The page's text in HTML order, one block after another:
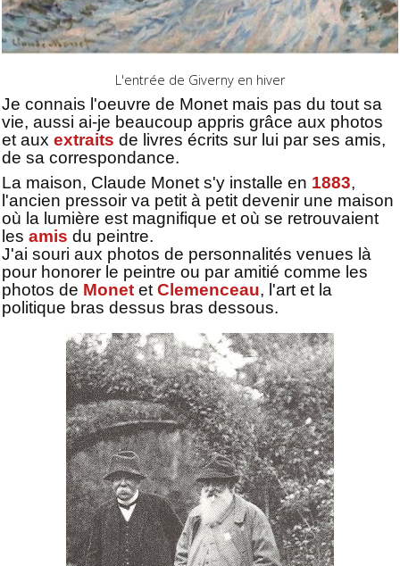
L'entrée de Giverny en hiver
Je connais l'oeuvre de Monet mais pas du tout sa
vie, aussi ai-je beaucoup appris grâce aux photos
et aux extraits de livres écrits sur lui par ses amis,
de sa correspondance.
La maison, Claude Monet s'y installe en 1883,
l'ancien pressoir va petit à petit devenir une maison
où la lumière est magnifique et où se retrouvaient
les amis du peintre.
J'ai souri aux photos de personnalités venues là
pour honorer le peintre ou par amitié comme les
photos de Monet et Clemenceau, l'art et la
politique bras dessus bras dessous.